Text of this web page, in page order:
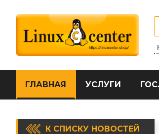
ГЛАВНАЯ УСЛУГИ
К СПИСКУ НОВОСТЕЙ